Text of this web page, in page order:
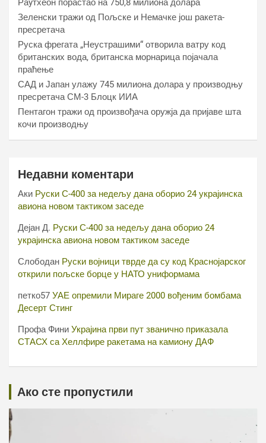
Раyтхеон порастао на 750,8 милиона долара
Зеленски тражи од Пољске и Немачке још ракета-
пресретача
Руска фрегата „Неустрашими“ отворила ватру код
британских вода, британска морнарица појачала
праћење
САД и Јапан улажу 745 милиона долара у производњу
пресретача СМ-3 Блоцк ИИА
Пентагон тражи од произвођача оружја да пријаве шта
кочи производњу
Недавни коментари
Аки Руски С-400 за недељу дана оборио 24 украјинска
авиона новом тактиком заседе
Дејан Д. Руски С-400 за недељу дана оборио 24
украјинска авиона новом тактиком заседе
Слободан Руски војници тврде да су код Краснојарског
открили пољске борце у НАТО униформама
петко57 УАЕ опремили Мираге 2000 вођеним бомбама
Десерт Стинг
Профа Фини Украјина први пут званично приказала
СТАСХ са Хеллфире ракетама на камиону ДАФ
Ако сте пропустили